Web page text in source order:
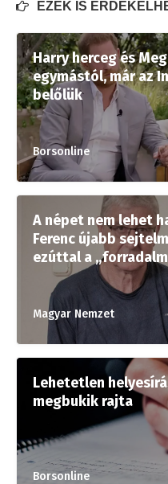
EZEK IS
Harry herceg és
egymástól, már az
belőlük
Borsonline
A népet nem lehet
Ferenc újabb
ezúttal a
Magyar Nemzet
Lehetetlen
megbukik rajta
Borsonline